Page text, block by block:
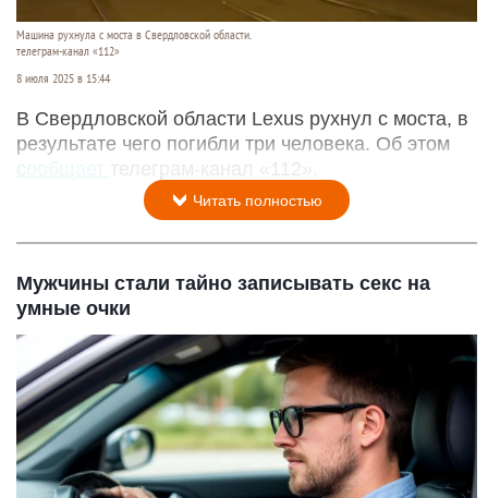
Машина рухнула с моста в Свердловской области.
телеграм-канал «112»
8 июля 2025 в 15:44
В Свердловской области Lexus рухнул с моста, в
результате чего погибли три человека. Об этом
сообщает телеграм-канал «112».
Читать полностью
Мужчины стали тайно записывать секс на
умные очки